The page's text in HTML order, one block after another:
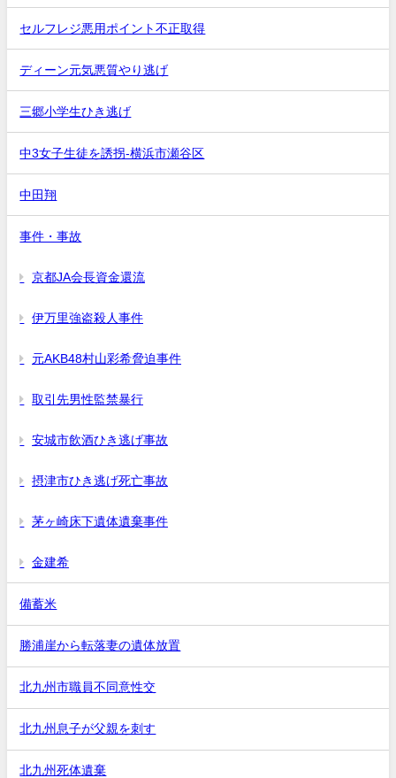
セルフレジ悪用ポイント不正取得
ディーン元気悪質やり逃げ
三郷小学生ひき逃げ
中3女子生徒を誘拐-横浜市瀬谷区
中田翔
事件・事故
京都JA会長資金還流
伊万里強盗殺人事件
元AKB48村山彩希脅迫事件
取引先男性監禁暴行
安城市飲酒ひき逃げ事故
摂津市ひき逃げ死亡事故
茅ヶ崎床下遺体遺棄事件
金建希
備蓄米
勝浦崖から転落妻の遺体放置
北九州市職員不同意性交
北九州息子が父親を刺す
北九州死体遺棄